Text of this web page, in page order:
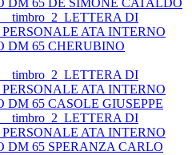
DM 65 DE SIMONE CATALDO
DI
ATA INTERNO
DM 65 CHERUBINO
DI
ATA INTERNO
DM 65 CASOLE GIUSEPPE
DI
ATA INTERNO
DM 65 SPERANZA CARLO